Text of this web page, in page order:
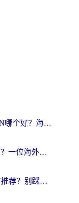
MalusVPN好用吗？和uuVPN哪个好？海外党无缝访问国内资源的真实对比与选择指南
归雁加速器为什么用不了了？一位海外游子的真实困惑与技术解答
海外党必看：回国免费VPN推荐？别踩坑！教你选对加速器无缝刷国内资源